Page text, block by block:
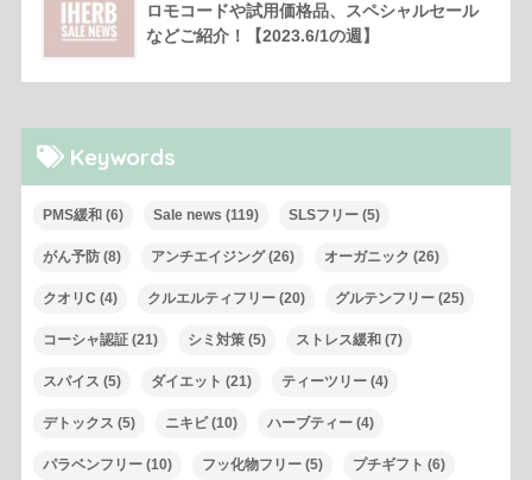
ロモコードや試用価格品、スペシャルセール
などご紹介！【2023.6/1の週】
Keywords
PMS緩和 (6) Sale news (119) SLSフリー(5)
がん予防(8) アンチエイジング(26) オーガニック (26)
クオリC (4) クルエルティフリー(20) グルテンフリー(25)
コーシャ認証(21) シミ対策(5) ストレス緩和 (7)
スパイス (5) ダイエット (21) ティーツリー(4)
デトックス (5) ニキビ(10) ハーブティー(4)
パラベンフリー(10) フッ化物フリー(5) プチギフト (6)